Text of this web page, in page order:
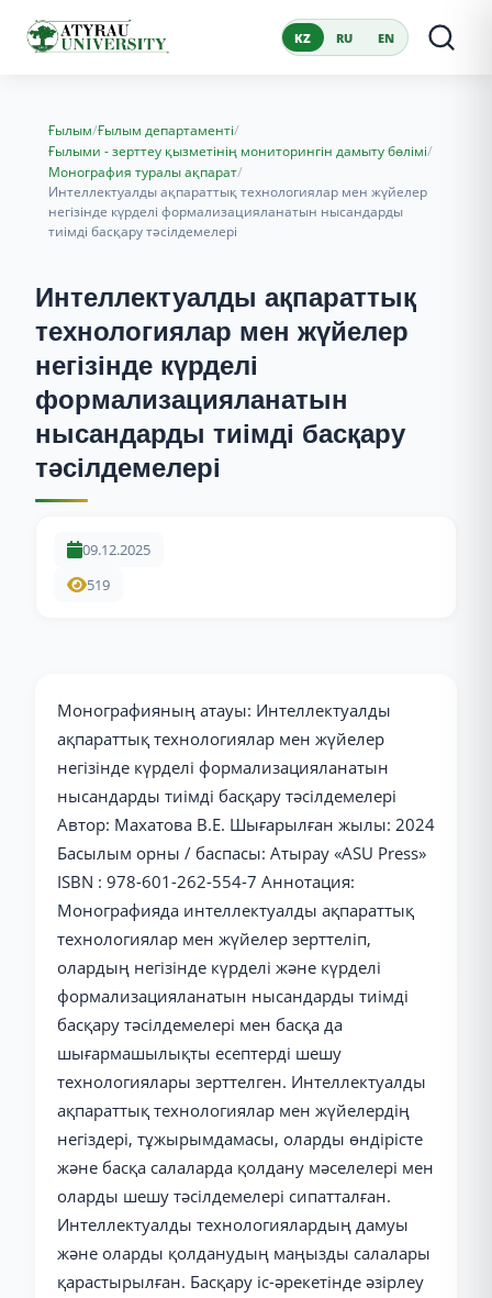
KZ RU EN
Ғылым/Ғылым департаменті/
Ғылыми - зерттеу қызметінің мониторингін дамыту бөлімі/
Монография туралы ақпарат/
Интеллектуалды ақпараттық технологиялар мен жүйелер
негізінде күрделі формализацияланатын нысандарды
тиімді басқару тәсілдемелері
Интеллектуалды ақпараттық
технологиялар мен жүйелер
негізінде күрделі
формализацияланатын
нысандарды тиімді басқару
тәсілдемелері
09.12.2025
519
Монографияның атауы: Интеллектуалды
ақпараттық технологиялар мен жүйелер
негізінде күрделі формализацияланатын
нысандарды тиімді басқару тәсілдемелері
Автор: Махатова В.Е. Шығарылған жылы: 2024
Басылым орны / баспасы: Атырау «ASU Press»
ISBN : 978-601-262-554-7 Аннотация:
Монографияда интеллектуалды ақпараттық
технологиялар мен жүйелер зерттеліп,
олардың негізінде күрделі және күрделі
формализацияланатын нысандарды тиімді
басқару тәсілдемелері мен басқа да
шығармашылықты есептерді шешу
технологиялары зерттелген. Интеллектуалды
ақпараттық технологиялар мен жүйелердің
негіздері, тұжырымдамасы, оларды өндірісте
және басқа салаларда қолдану мәселелері мен
оларды шешу тәсілдемелері сипатталған.
Интеллектуалды технологиялардың дамуы
және оларды қолданудың маңызды салалары
қарастырылған. Басқару іс-әрекетінде әзірлеу